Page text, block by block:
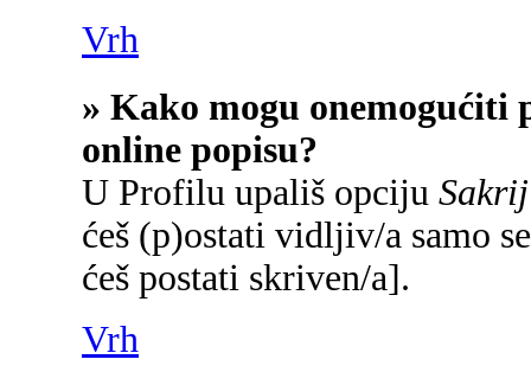
Vrh
» Kako mogu onemogućiti
online popisu?
U Profilu upališ opciju
ćeš (p)ostati vidljiv/a samo
ćeš postati skriven/a].
Vrh